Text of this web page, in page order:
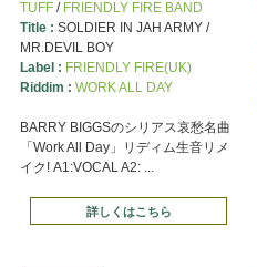
TUFF/ FRIENDLY FIRE BAND
Title : SOLDIER IN JAH ARMY /
MR.DEVIL BOY
Label : FRIENDLY FIRE(UK)
Riddim : WORK ALL DAY
BARRY BIGGSのシリアス哀愁名曲
「Work All Day」リディム生音リメ
イク! A1:VOCAL A2: ...
詳しくはこちら